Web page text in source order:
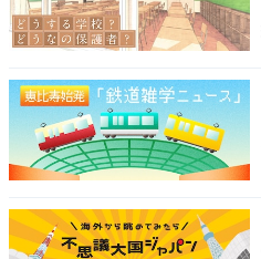
しかし近年、学校現場でも少
ます。
以前は、職員会議に向けて
い、そこで決まったことを各
討……というプロセスが一般